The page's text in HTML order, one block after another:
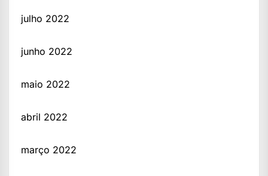
julho 2022
junho 2022
maio 2022
abril 2022
março 2022